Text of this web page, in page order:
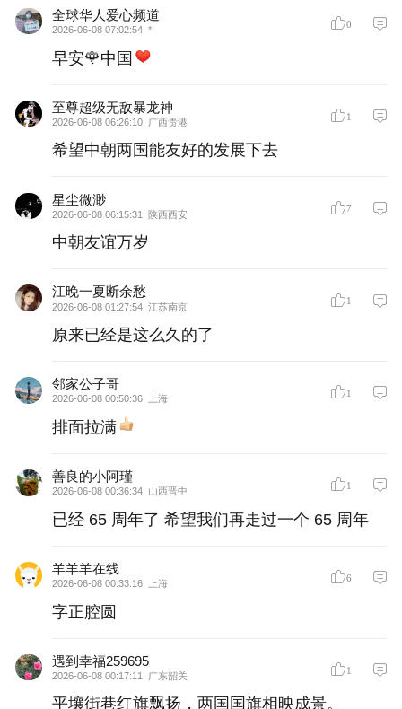
全球华人爱心频道
2026-06-08 07:02:54 *
0
早安🌹中国
至尊超级无敌暴龙神
2026-06-08 06:26:10 广西贵港
1
希望中朝两国能友好的发展下去
星尘微渺
2026-06-08 06:15:31 陕西西安
7
中朝友谊万岁
江晚一夏断余愁
2026-06-08 01:27:54 江苏南京
1
原来已经是这么久的了
邻家公子哥
2026-06-08 00:50:36 上海
1
排面拉满
善良的小阿瑾
2026-06-08 00:36:34 山西晋中
1
已经 65 周年了 希望我们再走过一个 65 周年
羊羊羊在线
2026-06-08 00:33:16 上海
6
字正腔圆
遇到幸福259695
2026-06-08 00:17:11 广东韶关
1
平壤街巷红旗飘扬，两国国旗相映成景。